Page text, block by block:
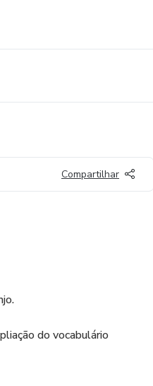
Compartilhar
do vocabulário